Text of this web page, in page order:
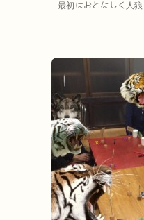
最初はおとなしく人